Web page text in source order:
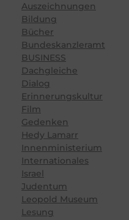
Auszeichnungen
Bildung
Bücher
Bundeskanzleramt
BUSINESS
Dachgleiche
Dialog
Erinnerungskultur
Film
Gedenken
Hedy Lamarr
Innenministerium
Internationales
Israel
Judentum
Leopold Museum
Lesung